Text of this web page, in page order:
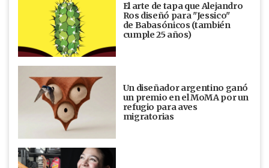
El arte de tapa que Alejandro
Ros diseñó para "Jessico"
de Babasónicos (también
cumple 25 años)
Un diseñador argentino ganó
un premio en el MoMA por un
refugio para aves
migratorias